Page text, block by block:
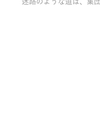
迷路のような道は、集